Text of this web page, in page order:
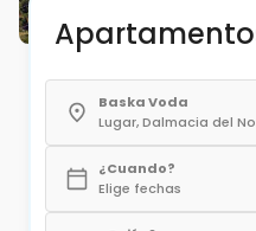
Baska Voda
Lugar, Dalmacia del
¿Cuando?
Elige fechas